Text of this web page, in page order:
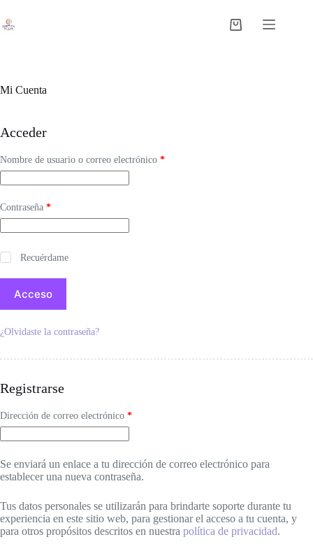
al
contenido
Carro
Mi Cuenta
Acceder
Nombre de usuario o correo electrónico *Obligatorio
Contraseña *Obligatorio
Recuérdame
Acceso
¿Olvidaste la contraseña?
Registrarse
Dirección de correo electrónico *Obligatorio
Se enviará un enlace a tu dirección de correo electrónico para
establecer una nueva contraseña.
Tus datos personales se utilizarán para brindarte soporte durante tu
experiencia en este sitio web, para gestionar el acceso a tu cuenta, y
para otros propósitos descritos en nuestra política de privacidad.